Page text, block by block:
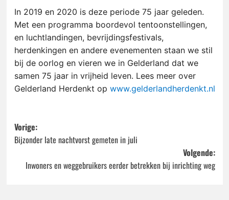
In 2019 en 2020 is deze periode 75 jaar geleden.
Met een programma boordevol tentoonstellingen,
en luchtlandingen, bevrijdingsfestivals,
herdenkingen en andere evenementen staan we stil
bij de oorlog en vieren we in Gelderland dat we
samen 75 jaar in vrijheid leven. Lees meer over
Gelderland Herdenkt op www.gelderlandherdenkt.nl
Bericht
navigatie
Vorige:
Bijzonder late nachtvorst gemeten in juli
Volgende:
Inwoners en weggebruikers eerder betrekken bij inrichting weg